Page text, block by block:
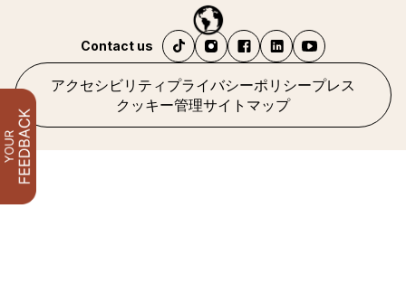
アクセシビリティ プライバシーポリシープレス
クッキー管理サイトマップ
Contact us